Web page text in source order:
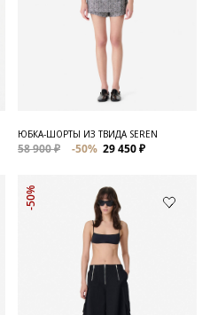
ЮБКА-ШОРТЫ ИЗ ТВИДА SEREN
58 900 ₽ -50% 29 450 ₽
-50%